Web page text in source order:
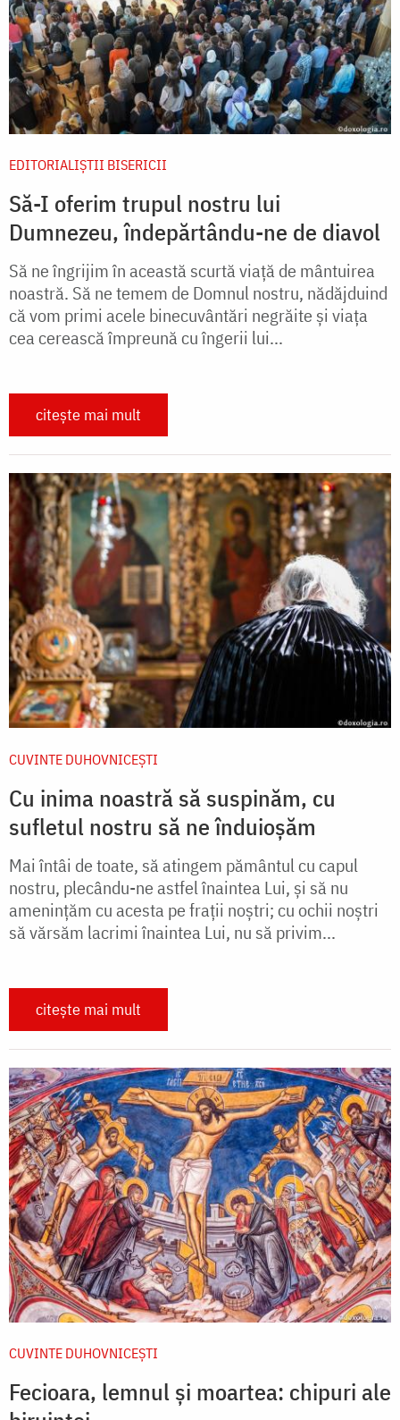
EDITORIALIȘTII BISERICII
Să-I oferim trupul nostru lui
Dumnezeu, îndepărtându-ne de diavol
Să ne îngrijim în această scurtă viață de mântuirea
noastră. Să ne temem de Domnul nostru, nădăjduind
că vom primi acele binecuvântări negrăite și viața
cea cerească împreună cu îngerii lui...
citește mai mult
CUVINTE DUHOVNICEȘTI
Cu inima noastră să suspinăm, cu
sufletul nostru să ne înduioșăm
Mai întâi de toate, să atingem pământul cu capul
nostru, plecându-ne astfel înaintea Lui, și să nu
amenințăm cu acesta pe frații noștri; cu ochii noștri
să vărsăm lacrimi înaintea Lui, nu să privim...
citește mai mult
CUVINTE DUHOVNICEȘTI
Fecioara, lemnul și moartea: chipuri ale